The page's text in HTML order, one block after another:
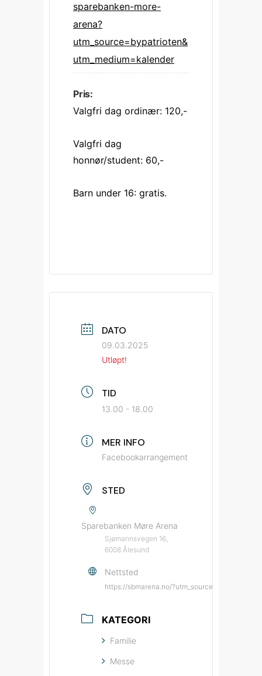
sparebanken-more-
arena?
utm_source=bypatrioten&
utm_medium=kalender
Pris:
Valgfri dag ordinær: 120,-
Valgfri dag
honnør/student: 60,-
Barn under 16: gratis.
DATO
09.03.2025
Utløpt!
TID
13.00 - 18.00
MER INFO
Facebookarrangement
STED
Sparebanken Møre Arena
Sjømannsvegen 16,
6008 Ålesund
Nettsted
https://sbmarena.no/
KATEGORI
Familie
Messe